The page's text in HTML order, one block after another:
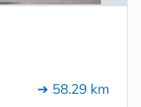
➔ 58.29 km